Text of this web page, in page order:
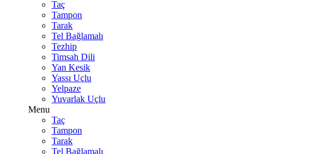
Taç
Tampon
Tarak
Tel Bağlamalı
Tezhip
Timsah Dili
Yan Kesik
Yassı Uçlu
Yelpaze
Yuvarlak Uçlu
Menu
Taç
Tampon
Tarak
Tel Bağlamalı